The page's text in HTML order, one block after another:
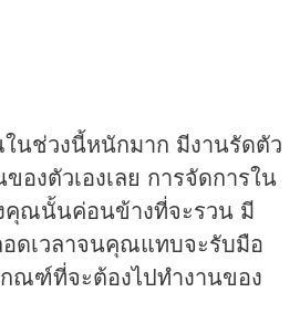
ช่วงนี้หนักมาก มีงานรัดตัว
องตัวเองเลย การจัดการใน
คุณนั้นค่อนข้างที่จะรวน มี
ดเวลาจนคุณแทบจะรับมือ
ณฑ์ที่จะต้องไปทำงานของ